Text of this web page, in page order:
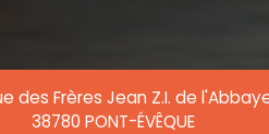
des Frères Jean Z.I. de
38780 PONT-ÉVÊQUE